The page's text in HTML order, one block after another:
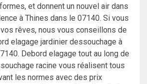
et donnent un nouvel air dans
à Thines dans le 07140. Si vous
rêves, nous vous conseillons de
elagage jardinier dessouchage à
Debord elagage tout au long de
racine vous réalisent tous
les normes avec des prix